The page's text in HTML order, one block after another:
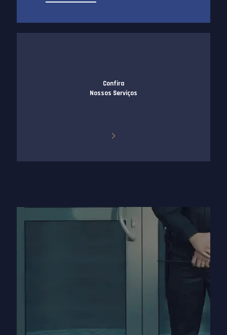
Confira
Nossos Serviços